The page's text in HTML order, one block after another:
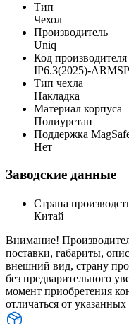
Тип
Чехол
Производитель
Uniq
Код производителя
IP6.3(2025)-
Тип чехла
Накладка
Материал корпуса
Полиуретан
Поддержка
Нет
Заводские данные
Страна
Китай
Внимание!
поставки, габариты,
внешний вид, страну
без предварительного
момент приобретения
отличаться от